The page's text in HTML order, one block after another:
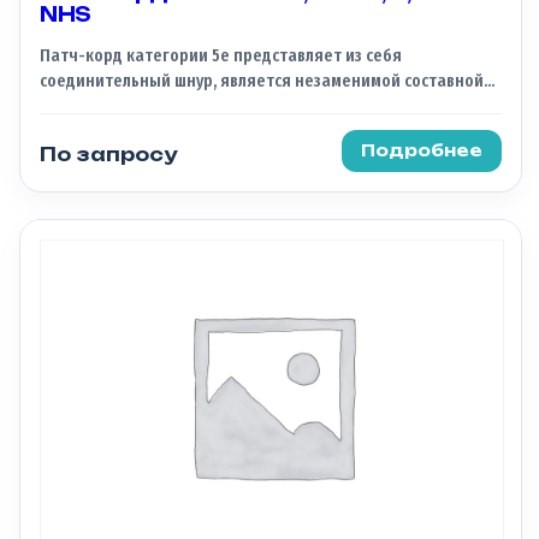
NHS
Патч-корд категории 5e представляет из себя
соединительный шнур, является незаменимой составной
который обжат с обоих концов коннекторами и служит для
соединения устройств между собой.
По запросу Подробнее